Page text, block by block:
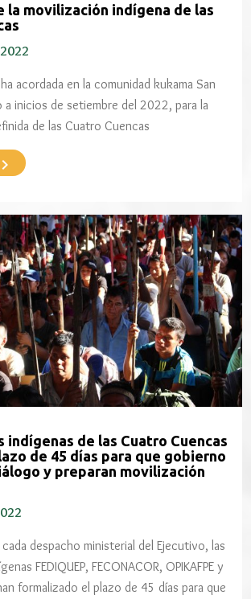
la movilización indígena de las
acordada en la comunidad kukama San
a inicios de setiembre del 2022, para la
de las Cuatro Cuencas
keyboard_arrow_right
indígenas de las Cuatro Cuencas
de 45 días para que gobierno
y preparan movilización
despacho ministerial del Ejecutivo, las
FEDIQUEP, FECONACOR, OPIKAFPE y
formalizado el plazo de 45 días para que